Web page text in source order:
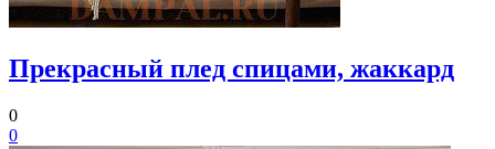
Прекрасный плед спицами, жаккард
0
0